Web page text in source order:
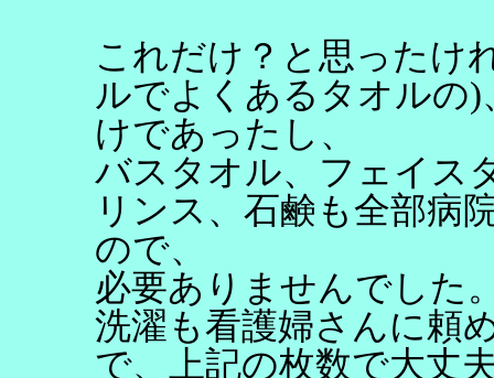
これだけ？と思ったけ
ルでよくあるタオルの
けであったし、
バスタオル、フェイス
リンス、石鹸も全部病
ので、
必要ありませんでした
洗濯も看護婦さんに頼
で、上記の枚数で大丈